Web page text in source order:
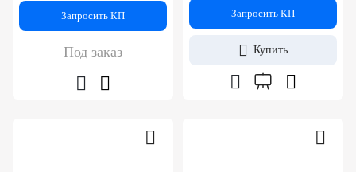
Запросить КП
Под заказ
Запросить КП
Купить